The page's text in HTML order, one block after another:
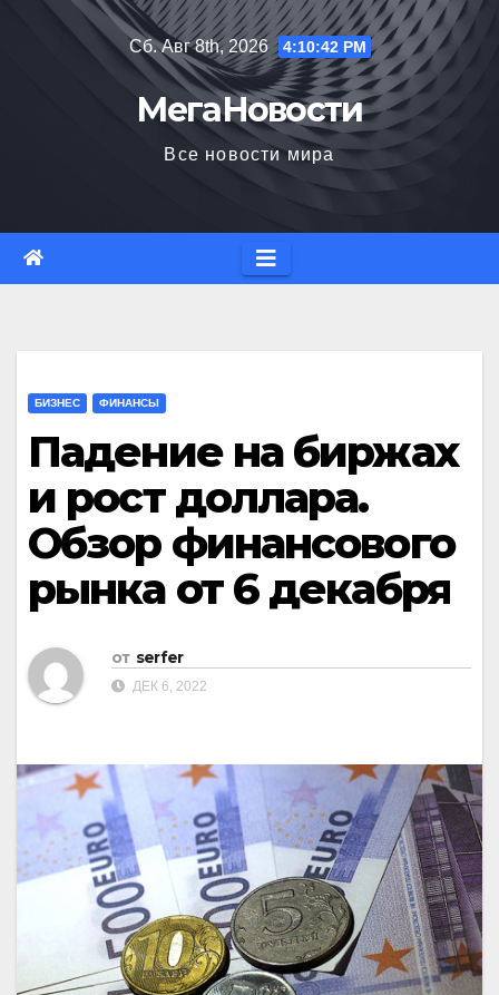
Сб. Авг 8th, 2026 4:10:43 PM
МегаНовости
Все новости мира
БИЗНЕС ФИНАНСЫ
Падение на биржах
и рост доллара.
Обзор финансового
рынка от 6 декабря
от serfer
ДЕК 6, 2022